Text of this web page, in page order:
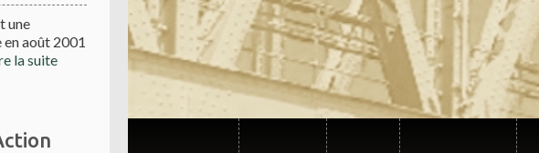
une
août 2001
la suite